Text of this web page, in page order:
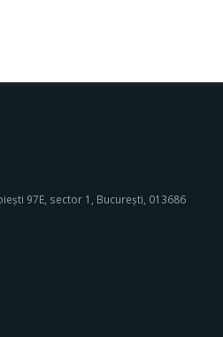
97E, sector 1, București, 013686